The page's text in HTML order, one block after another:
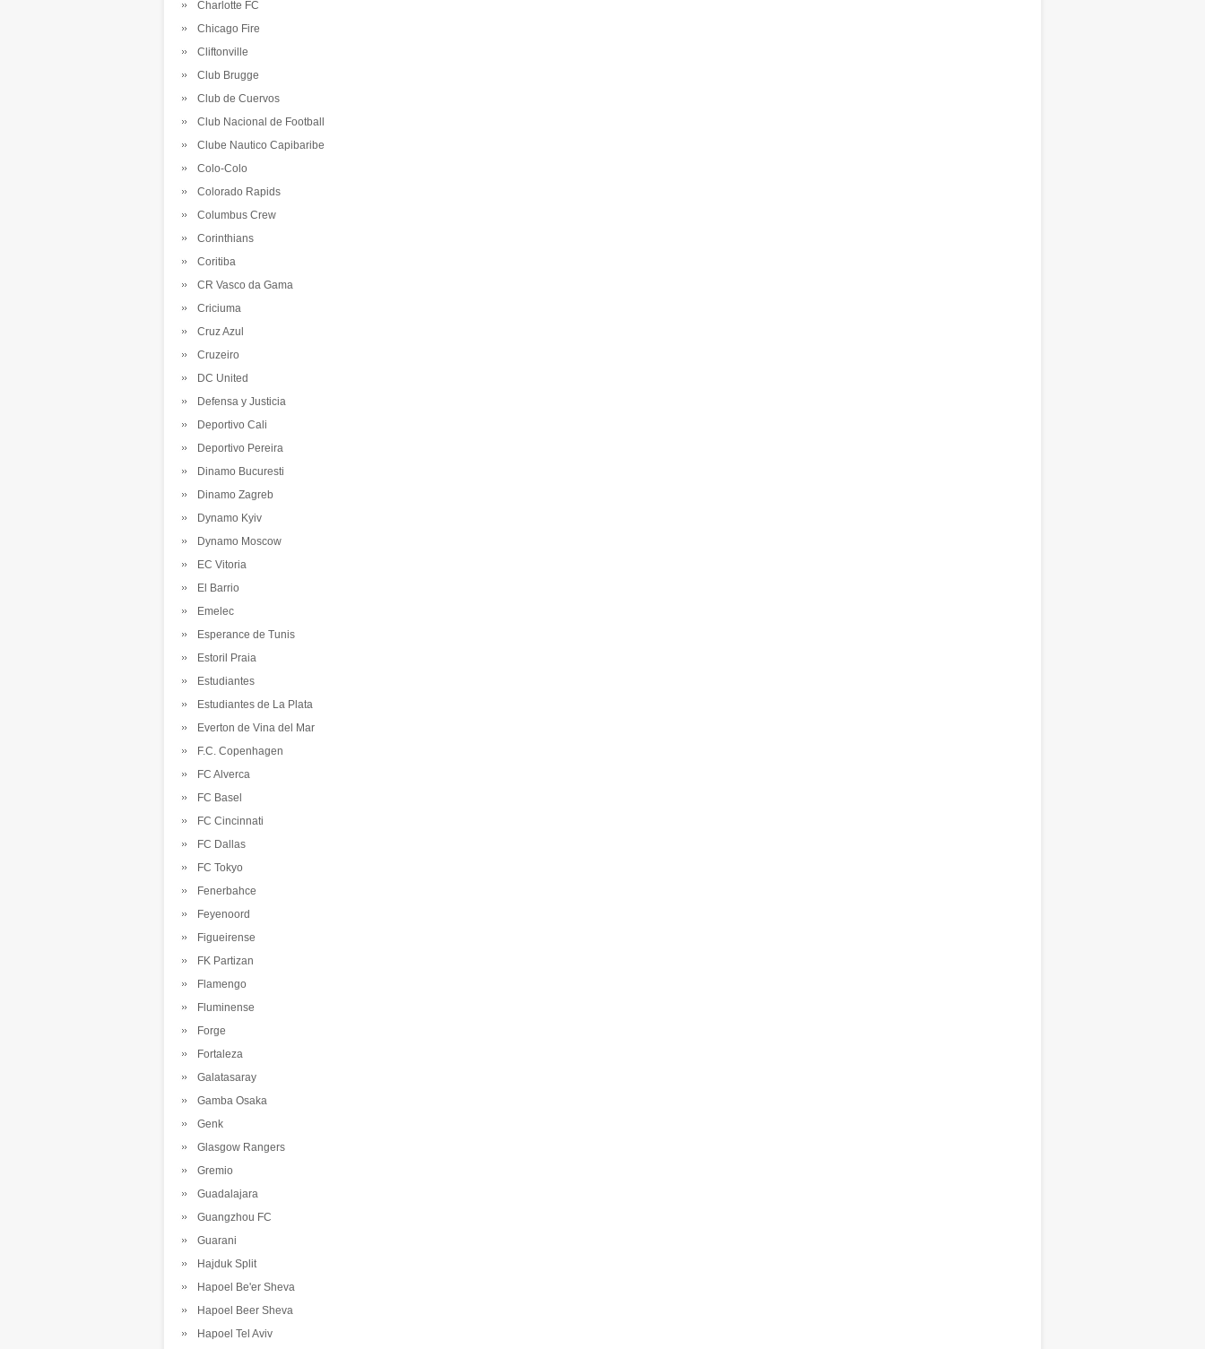
Charlotte FC
Chicago Fire
Cliftonville
Club Brugge
Club de Cuervos
Club Nacional de Football
Clube Nautico Capibaribe
Colo-Colo
Colorado Rapids
Columbus Crew
Corinthians
Coritiba
CR Vasco da Gama
Criciuma
Cruz Azul
Cruzeiro
DC United
Defensa y Justicia
Deportivo Cali
Deportivo Pereira
Dinamo Bucuresti
Dinamo Zagreb
Dynamo Kyiv
Dynamo Moscow
EC Vitoria
El Barrio
Emelec
Esperance de Tunis
Estoril Praia
Estudiantes
Estudiantes de La Plata
Everton de Vina del Mar
F.C. Copenhagen
FC Alverca
FC Basel
FC Cincinnati
FC Dallas
FC Tokyo
Fenerbahce
Feyenoord
Figueirense
FK Partizan
Flamengo
Fluminense
Forge
Fortaleza
Galatasaray
Gamba Osaka
Genk
Glasgow Rangers
Gremio
Guadalajara
Guangzhou FC
Guarani
Hajduk Split
Hapoel Be'er Sheva
Hapoel Beer Sheva
Hapoel Tel Aviv